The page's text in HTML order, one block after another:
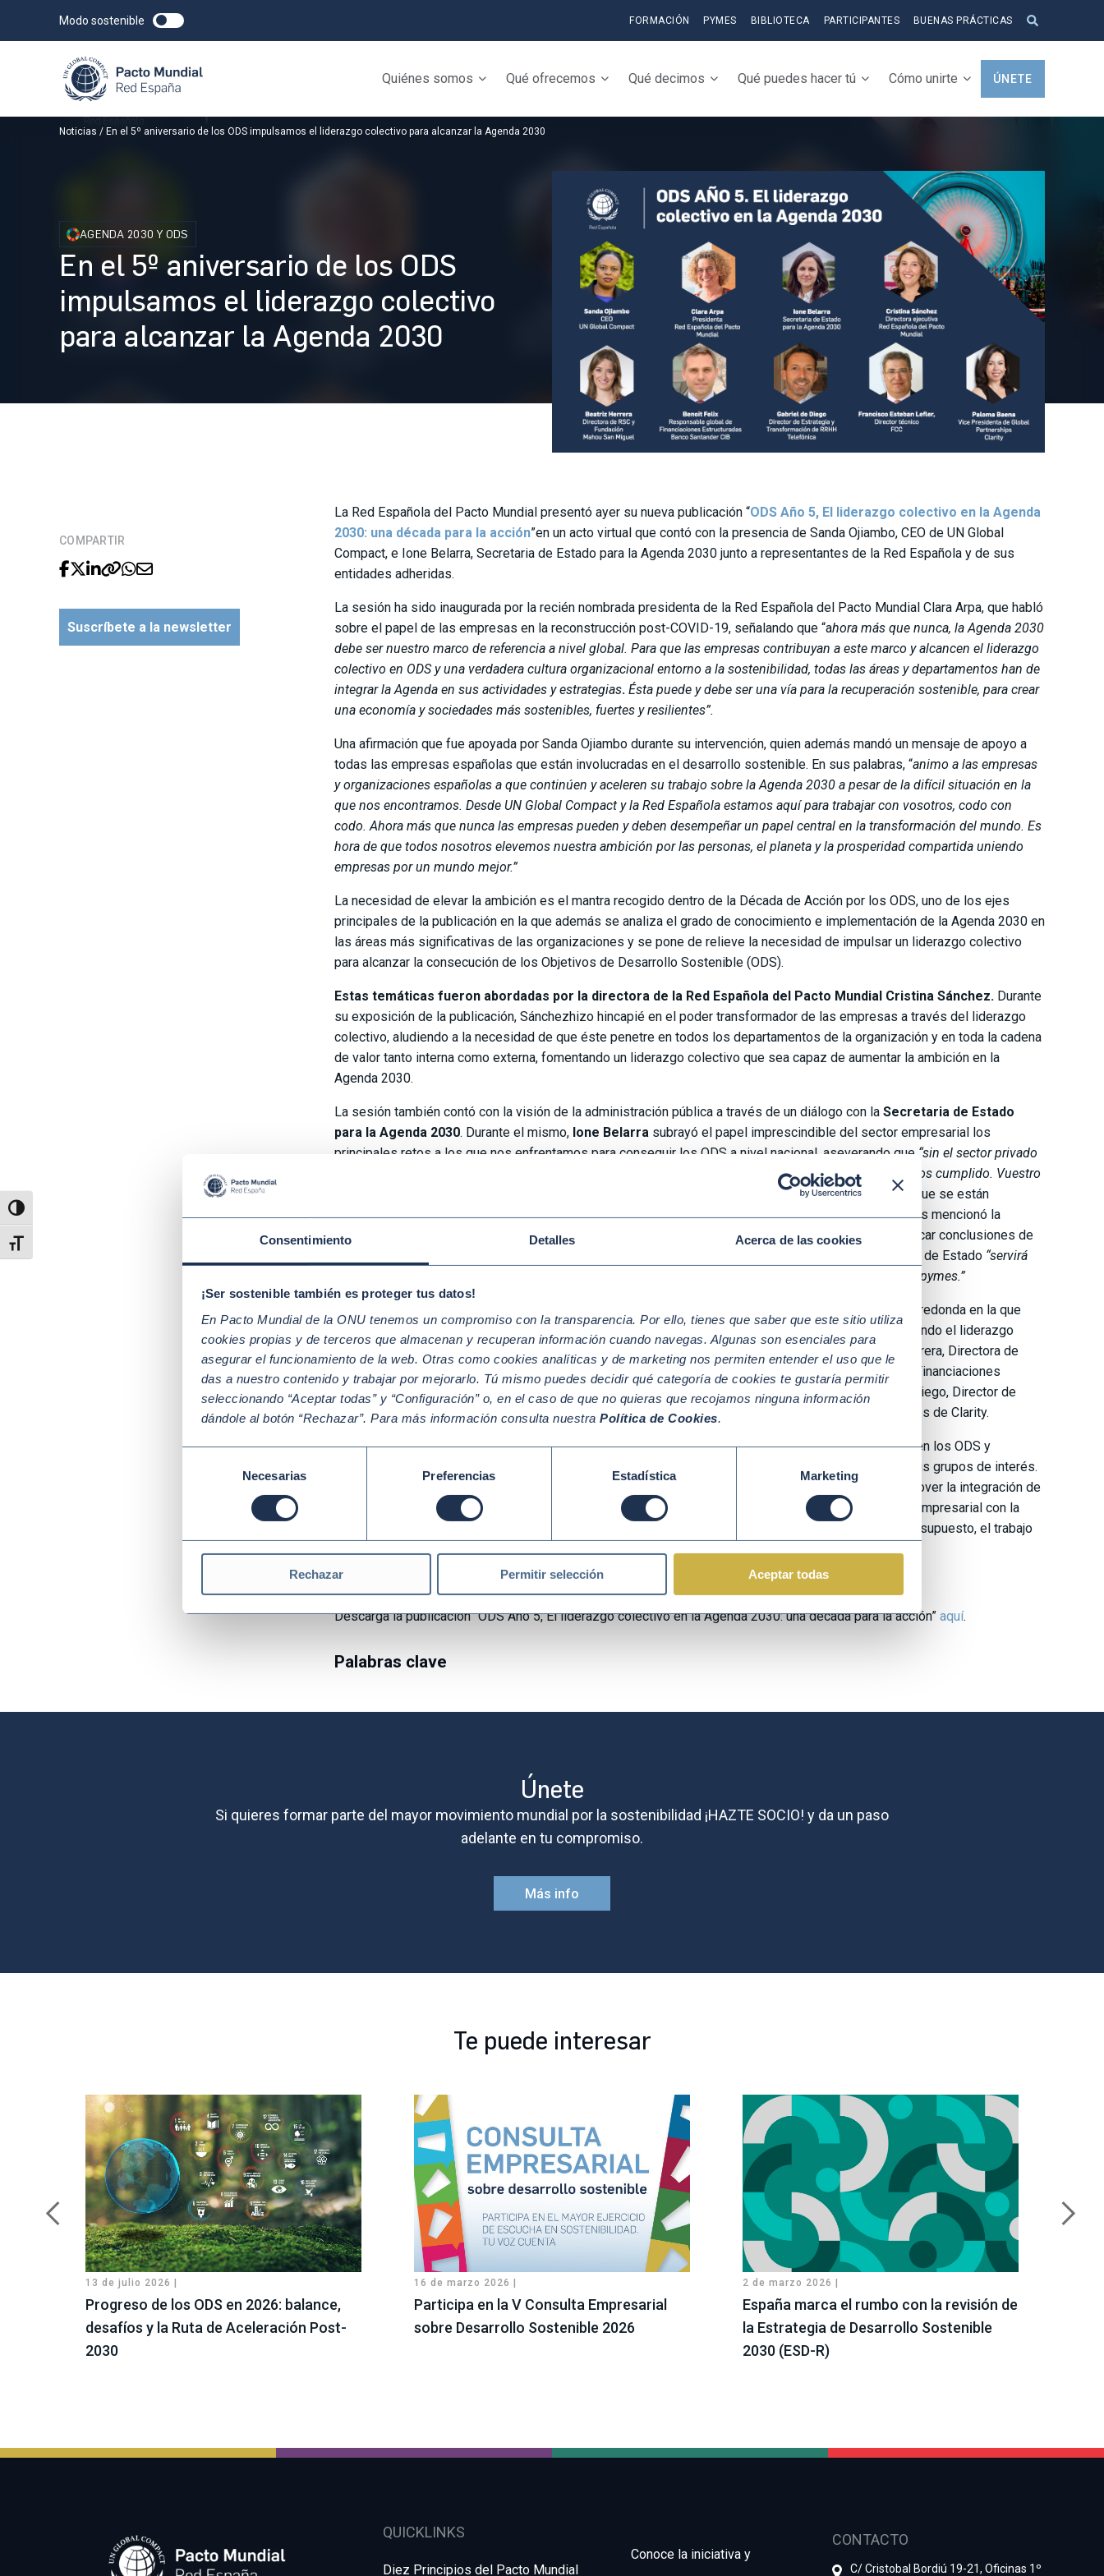
Consentimiento Detalles Acerca de las cookies
¡Ser sostenible también es proteger tus datos!
En Pacto Mundial de la ONU tenemos un compromiso con la transparencia. Por ello, tienes que saber que este sitio utiliza
cookies propias y de terceros que almacenan y recuperan información cuando navegas. Algunas son esenciales para
asegurar el funcionamiento de la web. Otras como cookies analíticas y de marketing nos permiten entender el uso que le
das a nuestro contenido y trabajar por mejorarlo. Tú mismo puedes decidir qué categoría de cookies te gustaría permitir
seleccionando “Aceptar todas” y “Configuración” o, en el caso de que no quieras que recojamos ninguna información
dándole al botón “Rechazar”. Para más información consulta nuestra Política de Cookies.
consentimiento
Necesarias Preferencias Estadística Marketing
Rechazar Permitir selección Aceptar todas
Alternar alto contraste
Alternar tamaño de letra
Modo sostenible FORMACIÓN PYMES BIBLIOTECA PARTICIPANTES BUENAS PRÁCTICAS
Quiénes somos Qué ofrecemos Qué decimos Qué puedes hacer tú Cómo unirte ÚNETE
Noticias En el 5º aniversario de los ODS impulsamos el liderazgo colectivo para alcanzar la Agenda 2030
AGENDA 2030 Y ODS
En el 5º aniversario de los ODS
impulsamos el liderazgo colectivo
para alcanzar la Agenda 2030
COMPARTIR
Suscríbete a la newsletter
La Red Española del Pacto Mundial presentó ayer su nueva publicación “ODS Año 5, El liderazgo colectivo en la Agenda
2030: una década para la acción”en un acto virtual que contó con la presencia de Sanda Ojiambo, CEO de UN Global
Compact, e Ione Belarra, Secretaria de Estado para la Agenda 2030 junto a representantes de la Red Española y de sus
entidades adheridas.
La sesión ha sido inaugurada por la recién nombrada presidenta de la Red Española del Pacto Mundial Clara Arpa, que habló
sobre el papel de las empresas en la reconstrucción post-COVID-19, señalando que “ahora más que nunca, la Agenda 2030
debe ser nuestro marco de referencia a nivel global. Para que las empresas contribuyan a este marco y alcancen el liderazgo
colectivo en ODS y una verdadera cultura organizacional entorno a la sostenibilidad, todas las áreas y departamentos han de
integrar la Agenda en sus actividades y estrategias. Ésta puede y debe ser una vía para la recuperación sostenible, para crear
una economía y sociedades más sostenibles, fuertes y resilientes”.
Una afirmación que fue apoyada por Sanda Ojiambo durante su intervención, quien además mandó un mensaje de apoyo a
todas las empresas españolas que están involucradas en el desarrollo sostenible. En sus palabras, “animo a las empresas
y organizaciones españolas a que continúen y aceleren su trabajo sobre la Agenda 2030 a pesar de la difícil situación en la
que nos encontramos. Desde UN Global Compact y la Red Española estamos aquí para trabajar con vosotros, codo con
codo. Ahora más que nunca las empresas pueden y deben desempeñar un papel central en la transformación del mundo. Es
hora de que todos nosotros elevemos nuestra ambición por las personas, el planeta y la prosperidad compartida uniendo
empresas por un mundo mejor.”
La necesidad de elevar la ambición es el mantra recogido dentro de la Década de Acción por los ODS, uno de los ejes
principales de la publicación en la que además se analiza el grado de conocimiento e implementación de la Agenda 2030 en
las áreas más significativas de las organizaciones y se pone de relieve la necesidad de impulsar un liderazgo colectivo
para alcanzar la consecución de los Objetivos de Desarrollo Sostenible (ODS).
Estas temáticas fueron abordadas por la directora de la Red Española del Pacto Mundial Cristina Sánchez. Durante
su exposición de la publicación, Sánchezhizo hincapié en el poder transformador de las empresas a través del liderazgo
colectivo, aludiendo a la necesidad de que éste penetre en todos los departamentos de la organización y en toda la cadena
de valor tanto interna como externa, fomentando un liderazgo colectivo que sea capaz de aumentar la ambición en la
Agenda 2030.
La sesión también contó con la visión de la administración pública a través de un diálogo con la Secretaria de Estado
para la Agenda 2030. Durante el mismo, Ione Belarra subrayó el papel imprescindible del sector empresarial los
principales retos a los que nos enfrentamos para conseguir los ODS a nivel nacional, aseverando que “sin el sector privado
no podremos alcanzar la Agenda 2030 y afirmar en 10 años que prometimos que lo haríamos y lo hemos cumplido. Vuestro
En este sentido, presentó algunas de las acciones que se están
promoviendo desde la Secretaría de Estado para aumentar la involucración de las empresas. Entre ellas mencionó la
Consulta Empresarial
, desarrollada junto con la Red Española del Pacto Mundial, que tiene como fin sacar conclusiones de
cara a la elaboración de la próxima Estrategia de Desarrollo Sostenible 2030 y que según la Secretaria de Estado “servirá
como base para salir de la crisis poniendo en el centro a las personas, las empresas y en especial a las pymes.”
Finalmente, la última parte de la jornada se centró en la perspectiva empresarial a través de una mesa redonda en la que
entidades adheridas a la Red Española de diferentes tamaños y sectores contaron cómo están ejerciendo el liderazgo
colectivo dentro de sus organizaciones. En concreto, la mesa contó con la participación de Beatriz Herrera, Directora de
Responsabilidad Corporativa y Fundación de Mahou San Miguel, Benoit Felix, Responsable global de Financiaciones
Estructuradas de Banco Santander CIB, Francisco Esteban Lefler, Director técnico de FCC, Gabriel de Diego, Director de
Estrategia y Transformación de RRHH de Telefónica, Paloma Baena, Vice President, Global Partnerships de Clarity.
Todas ellas describieron proyectos y acciones que están llevando a cabo para maximizar su impacto en los ODS y
fomentar el conocimiento de la Agenda 2030 tanto dentro de su propia organización como de cara a sus grupos de interés.
Entre las conclusiones de la mesa, cabe mencionar algunos como aspectos fundamentales para promover la integración de
los ODS dentro de las organizaciones como: la rentabilidad derivada de la alineación de la estrategia empresarial con la
sostenibilidad, el auge de la inversión sostenible, la innovación para afrontar los retos del futuro y por supuesto, el trabajo
Puedes consultar el vídeo de la jornadaaquí.
Descarga la publicación “ODS Año 5, El liderazgo colectivo en la Agenda 2030: una década para la acción” aquí.
Palabras clave
Únete
Si quieres formar parte del mayor movimiento mundial por la sostenibilidad ¡HAZTE SOCIO! y da un paso
adelante en tu compromiso.
Más info
Te puede interesar
13 de julio 2026 |
Progreso de los ODS en 2026: balance,
desafíos y la Ruta de Aceleración Post-
2030
16 de marzo 2026 |
Participa en la V Consulta Empresarial
sobre Desarrollo Sostenible 2026
2 de marzo 2026 |
España marca el rumbo con la revisión de
la Estrategia de Desarrollo Sostenible
2030 (ESD-R)
QUICKLINKS
Diez Principios del Pacto Mundial
Conoce la iniciativa y
CONTACTO
C/ Cristobal Bordiú 19-21, Oficinas 1º